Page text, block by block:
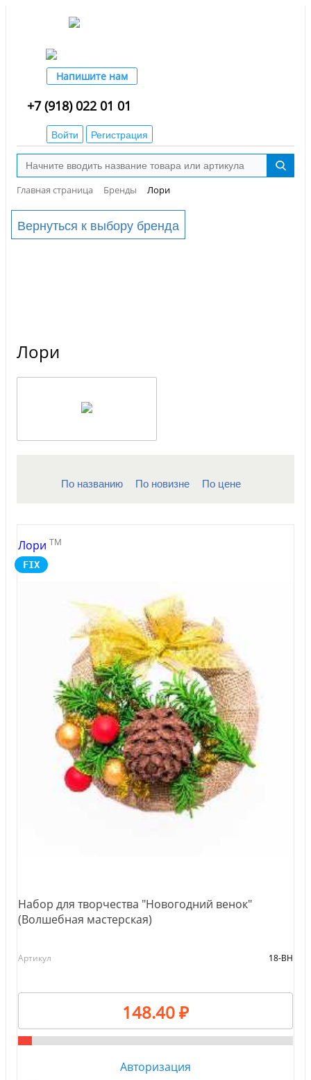
Напишите нам
+7 (918) 022 01 01
Войти Регистрация
Главная страница Бренды Лори
Вернуться к выбору бренда
Лори
По названию По новизне По цене
Лори TM
FIX
Набор для творчества "Новогодний венок"
(Волшебная мастерская)
Артикул 18-ВН
148.40 ₽
Авторизация